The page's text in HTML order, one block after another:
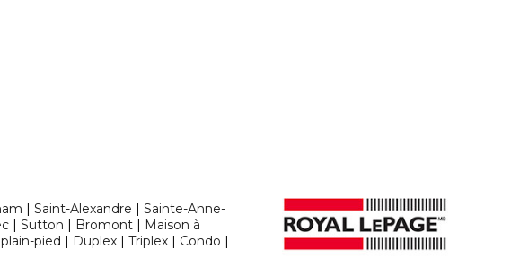
Saint-Alexandre
Sainte-Anne-
Sutton Bromont
Maison à
pied Duplex Triplex Condo